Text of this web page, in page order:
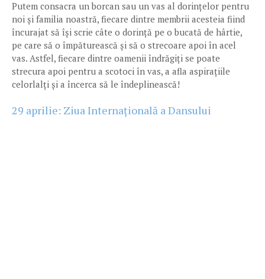
Putem consacra un borcan sau un vas al dorințelor pentru
noi și familia noastră, fiecare dintre membrii acesteia fiind
încurajat să își scrie câte o dorință pe o bucată de hârtie,
pe care să o împăturească și să o strecoare apoi în acel
vas. Astfel, fiecare dintre oamenii îndrăgiți se poate
strecura apoi pentru a scotoci în vas, a afla aspirațiile
celorlalți și a încerca să le îndeplinească!
29 aprilie: Ziua Internațională a Dansului